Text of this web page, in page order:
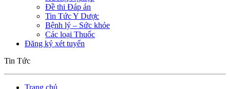
Đề thi Đáp án
Tin Tức Y Dược
Bệnh lý – Sức khỏe
Các loại Thuốc
Đăng ký xét tuyển
Tin Tức
Trang chủ